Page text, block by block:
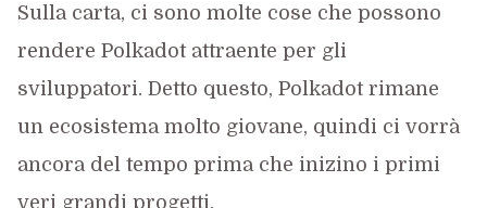
Sulla carta, ci sono molte cose che possono
rendere Polkadot attraente per gli
sviluppatori. Detto questo, Polkadot rimane
un ecosistema molto giovane, quindi ci vorrà
ancora del tempo prima che inizino i primi
veri grandi progetti.